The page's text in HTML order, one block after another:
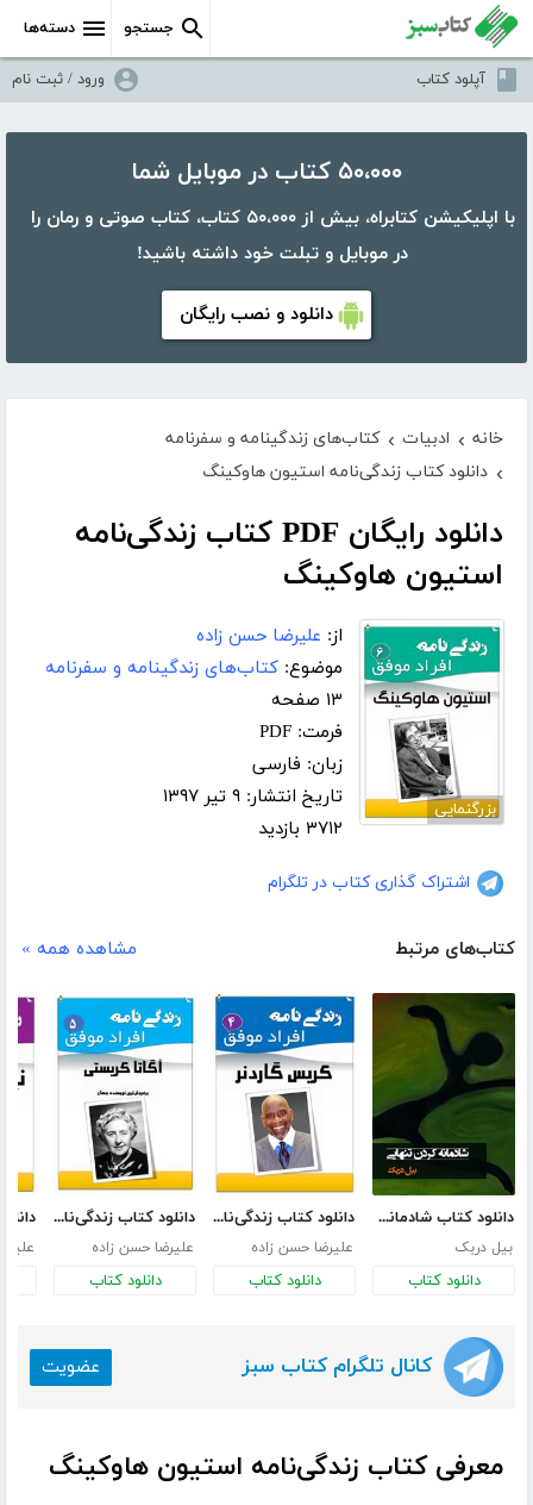
دسته‌ها جستجو
آپلود کتاب ورود / ثبت نام
۵۰،۰۰۰ کتاب در موبایل شما
با اپلیکیشن کتابراه، بیش از ۵۰،۰۰۰ کتاب، کتاب صوتی و رمان را
در موبایل و تبلت خود داشته باشید!
دانلود و نصب رایگان
خانه › ادبیات › کتاب‌های زندگینامه و سفرنامه
› دانلود کتاب زندگی‌نامه استیون هاوکینگ
دانلود رایگان PDF کتاب زندگی‌نامه
استیون هاوکینگ
بزرگنمایی
از: علیرضا حسن زاده
موضوع: کتاب‌های زندگینامه و سفرنامه
۱۳ صفحه
فرمت: PDF
زبان: فارسی
تاریخ انتشار: ۹ تیر ۱۳۹۷
۳۷۱۲ بازدید
اشتراک گذاری کتاب در تلگرام
کتاب‌های مرتبط مشاهده همه »
دانلود کتاب شادمانه کردن تنهایی
بیل دربک
دانلود کتاب
دانلود کتاب زندگی‌نامه کریس گاردنر
علیرضا حسن زاده
دانلود کتاب
دانلود کتاب زندگی‌نامه آگاتا کریستی
علیرضا حسن زاده
دانلود کتاب
کانال تلگرام کتاب سبز عضویت
معرفی کتاب زندگی‌نامه استیون هاوکینگ